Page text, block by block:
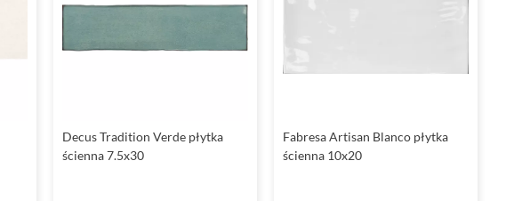
Decus Tradition Verde płytka
ścienna 7.5x30
Fabresa Artisan Blanco płytka
ścienna 10x20